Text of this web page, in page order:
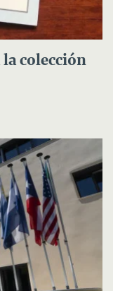
colección